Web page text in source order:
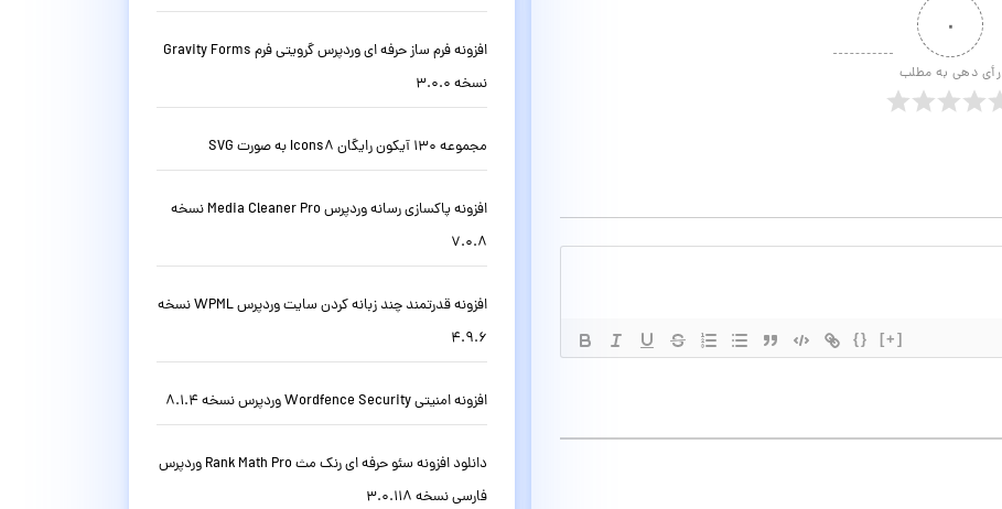
۰
رأی دهی به مطلب
{} [+]
افزونه فرم ساز حرفه ای وردپرس گرویتی فرم Gravity Forms
نسخه 3.0.0
مجموعه 130 آیکون رایگان Icons8 به صورت SVG
افزونه پاکسازی رسانه وردپرس Media Cleaner Pro نسخه
7.0.8
افزونه قدرتمند چند زبانه کردن سایت وردپرس WPML نسخه
4.9.6
افزونه امنیتی Wordfence Security وردپرس نسخه 8.1.4
دانلود افزونه سئو حرفه ای رنک مث Rank Math Pro وردپرس
فارسی نسخه 3.0.118